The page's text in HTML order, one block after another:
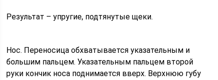
Результат – упругие, подтянутые щеки.
Нос. Переносица обхватывается указательным и
большим пальцем. Указательным пальцем второй
руки кончик носа поднимается вверх. Верхнюю губу